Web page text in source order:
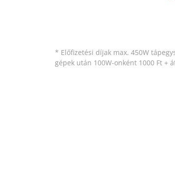
* Előfizetési díjak max. 450W
gépek után 100W-onként 1000 Ft +